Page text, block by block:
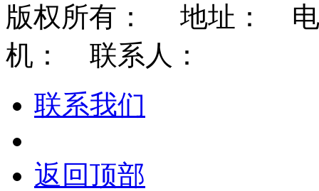
版权所有： 地址： 电
机： 联系人：
联系我们
返回顶部